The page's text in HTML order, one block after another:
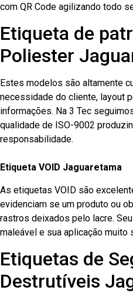
com QR Code agilizando todo
Etiqueta de
Poliester
Estes modelos são altamente
necessidade do cliente, layout
informações. Na 3 Tec
qualidade de ISO-9002
responsabilidade.
Etiqueta VOID Jaguaretama
As etiquetas VOID são
evidenciam se um produto ou
rastros deixados pelo lacre.
maleável e sua aplicação muito
Etiquetas de
Destrutíveis